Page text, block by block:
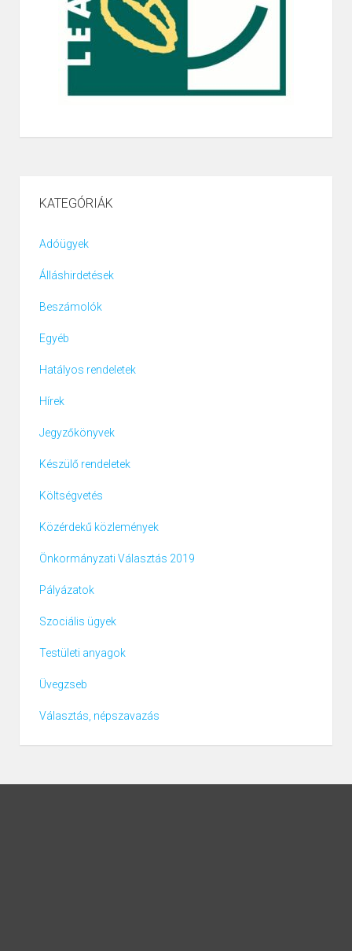
KATEGÓRIÁK
Adóügyek
Álláshirdetések
Beszámolók
Egyéb
Hatályos rendeletek
Hírek
Jegyzőkönyvek
Készülő rendeletek
Költségvetés
Közérdekű közlemények
Önkormányzati Választás 2019
Pályázatok
Szociális ügyek
Testületi anyagok
Üvegzseb
Választás, népszavazás